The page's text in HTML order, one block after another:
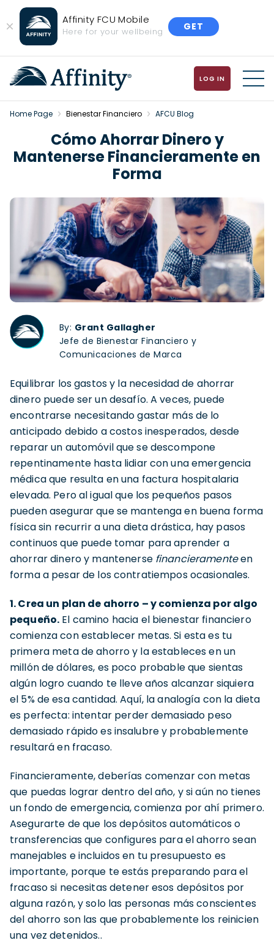
Close
Banner
Affinity FCU Mobile
Here for your wellbeing GET
MENU
LOG IN
Home Page Bienestar Financiero AFCU Blog
Cómo Ahorrar Dinero y
Mantenerse Financieramente en
Forma
By: Grant Gallagher
Jefe de Bienestar Financiero y
Comunicaciones de Marca
Equilibrar los gastos y la necesidad de ahorrar
dinero puede ser un desafío. A veces, puede
encontrarse necesitando gastar más de lo
anticipado debido a costos inesperados, desde
reparar un automóvil que se descompone
repentinamente hasta lidiar con una emergencia
médica que resulta en una factura hospitalaria
elevada. Pero al igual que los pequeños pasos
pueden asegurar que se mantenga en buena forma
física sin recurrir a una dieta drástica, hay pasos
continuos que puede tomar para aprender a
ahorrar dinero y mantenerse financieramenteen
forma a pesar de los contratiempos ocasionales.
1. Crea un plan de ahorro – y comienza por algo
pequeño. El camino hacia el bienestar financiero
comienza con establecer metas. Si esta es tu
primera meta de ahorro y la estableces en un
millón de dólares, es poco probable que sientas
algún logro cuando te lleve años alcanzar siquiera
el 5% de esa cantidad. Aquí, la analogía con la dieta
es perfecta: intentar perder demasiado peso
demasiado rápido es insalubre y probablemente
resultará en fracaso.
Financieramente, deberías comenzar con metas
que puedas lograr dentro del año, y si aún no tienes
un fondo de emergencia, comienza por ahí primero.
Asegurarte de que los depósitos automáticos o
transferencias que configures para el ahorro sean
manejables e incluidos en tu presupuesto es
importante, porque te estás preparando para el
fracaso si necesitas detener esos depósitos por
alguna razón, y solo las personas más conscientes
del ahorro son las que probablemente los reinicien
una vez detenidos..